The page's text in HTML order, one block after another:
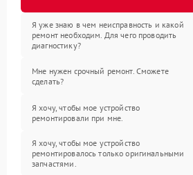
Я уже знаю в чем неисправность и какой
ремонт необходим. Для чего проводить
диагностику?
Мне нужен срочный ремонт. Сможете
сделать?
Я хочу, чтобы мое устройство
ремонтировали при мне.
Я хочу, чтобы мое устройство
ремонтировалось только оригинальными
запчастями.